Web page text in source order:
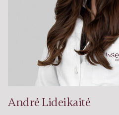
Andrė Lideikaitė